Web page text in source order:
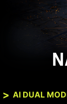
AI DUAL